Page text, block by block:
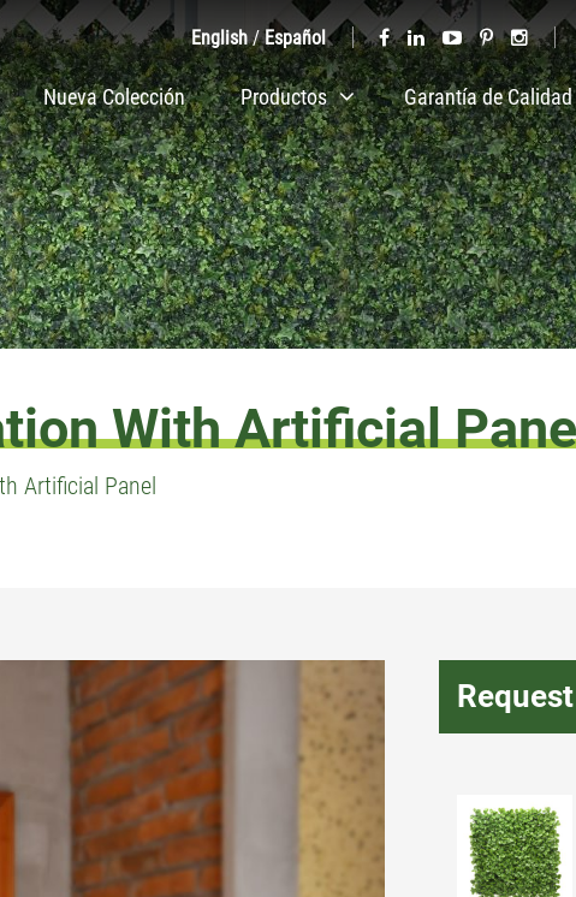
Nueva Colección Productos Garantía de Calidad
English / Español
With Artificial
Artificial Panel